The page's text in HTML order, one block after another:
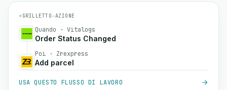
⚡ GRILLETTO→AZIONE
Quando · Vitalogs
Order Status Changed
Poi · Zrexpress
Add parcel
USA QUESTO FLUSSO DI LAVORO